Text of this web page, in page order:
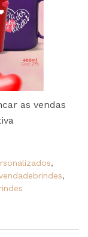
as vendas
,
,